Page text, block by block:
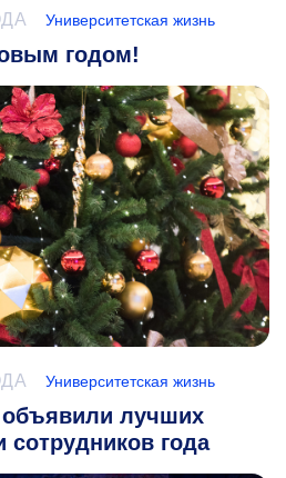
Университетская жизнь
годом!
Университетская жизнь
лучших
сотрудников года